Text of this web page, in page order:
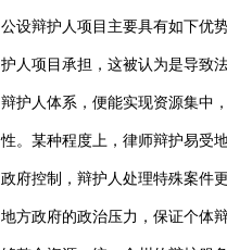
公设辩护人项目主要具有如下优
护人项目承担，这被认为是导致
辩护人体系，便能实现资源集中
性。某种程度上，律师辩护易受
政府控制，辩护人处理特殊案件
地方政府的政治压力，保证个体